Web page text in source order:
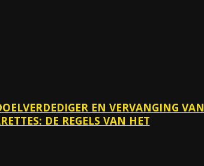
EN VERVANGING VAN
DE REGELS VAN HET